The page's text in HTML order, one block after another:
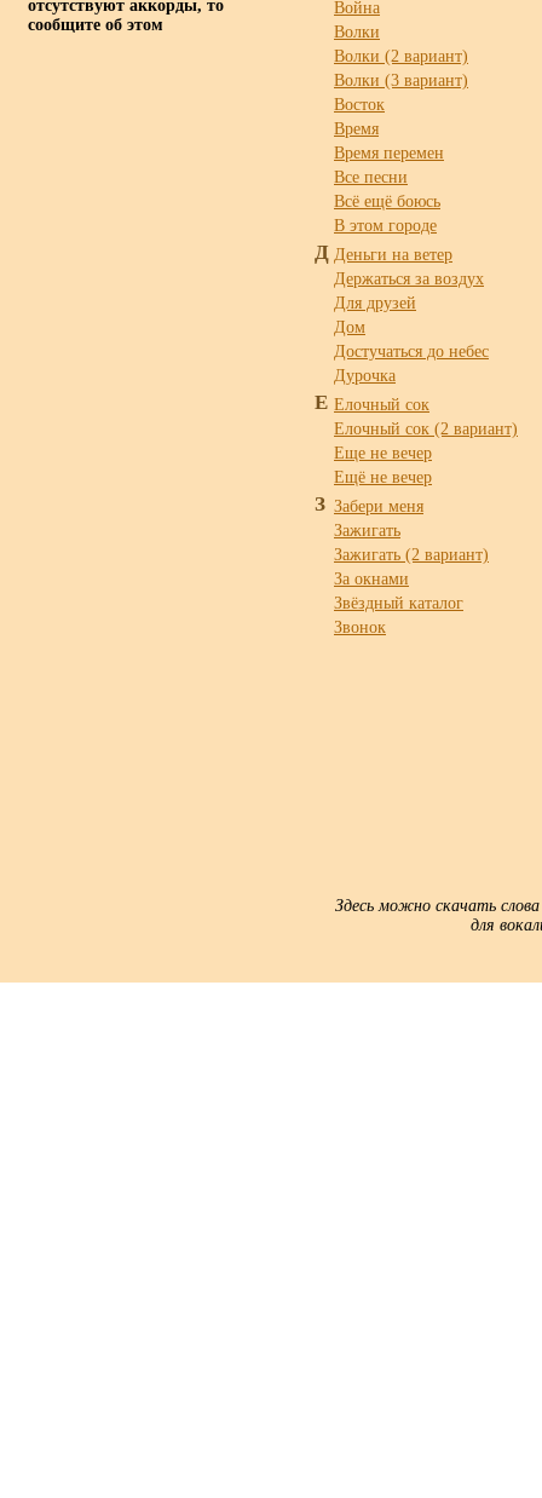
отсутствуют аккорды, то
сообщите об этом
Война
Волки
Волки (2 вариант)
Волки (3 вариант)
Восток
Время
Время перемен
Все песни
Всё ещё боюсь
В этом городе
Д Деньги на ветер
Держаться за воздух
Для друзей
Дом
Достучаться до небес
Дурочка
Е Елочный сок
Елочный сок (2 вариант)
Еще не вечер
Ещё не вечер
З Забери меня
Зажигать
Зажигать (2 вариант)
За окнами
Звёздный каталог
Звонок
Здесь можно скачать
для